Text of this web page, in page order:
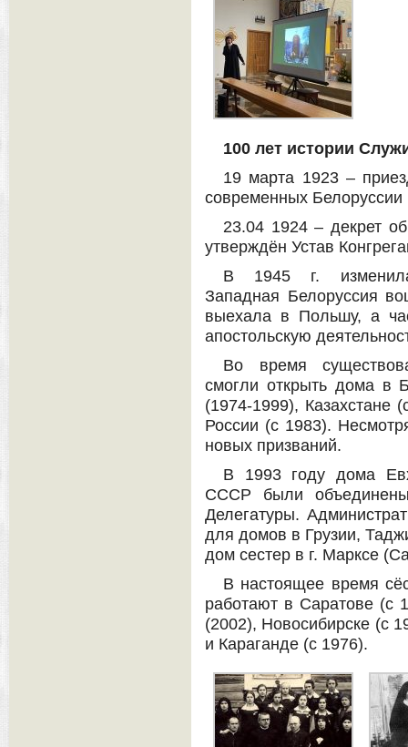
100 лет истории
19 марта 1923 –
современных Белоруссии
23.04 1924 – декрет
утверждён Устав
В 1945 г.
Западная Белоруссия
выехала в Польшу, а
апостольскую
Во время
смогли открыть дома в
(1974-1999), Казахстане
России (с 1983).
новых призваний.
В 1993 году дома
СССР были
Делегатуры.
для домов в Грузии,
дом сестер в г. Марксе
В настоящее время
работают в Саратове (с
(2002), Новосибирске (с
и Караганде (с 1976).